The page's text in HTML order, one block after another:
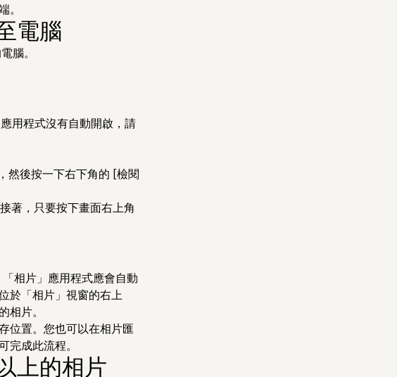
。
電腦
腦。
用程式沒有自動開啟，請
然後按一下右下角的 [檢閱
著，只要按下畫面右上角
相片」應用程式應會自動
於「相片」視窗的右上
相片。
位置。您也可以在相片匯
完成此流程。
上的相片